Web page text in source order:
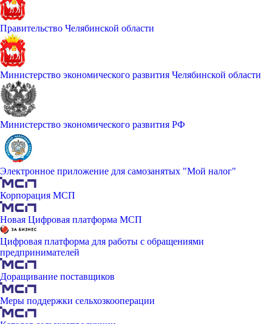
Правительство Челябинской области
Министерство экономического развития Челябинской области
Министерство экономического развития РФ
Электронное приложение для самозанятых "Мой налог"
Корпорация МСП
Новая Цифровая платформа МСП
Цифровая платформа для работы с обращениями
предпринимателей
Доращивание поставщиков
Меры поддержки сельхозкооперации